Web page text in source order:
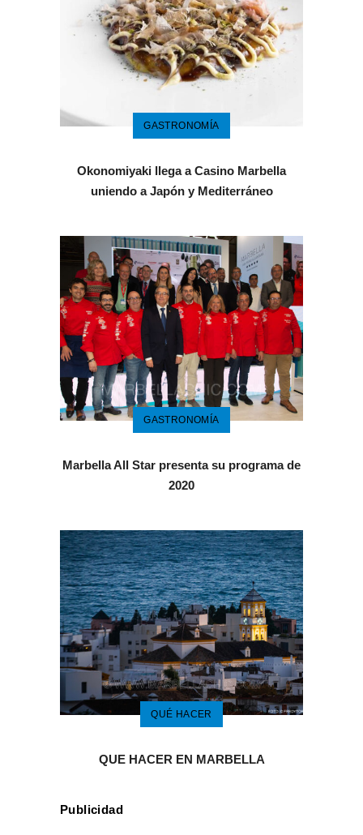
GASTRONOMÍA
Okonomiyaki llega a Casino Marbella
uniendo a Japón y Mediterráneo
GASTRONOMÍA
Marbella All Star presenta su programa de
2020
QUÉ HACER
QUE HACER EN MARBELLA
Publicidad